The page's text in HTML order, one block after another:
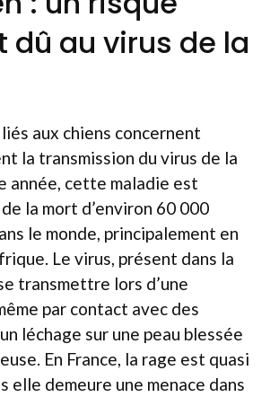
dû au virus de la
aux chiens concernent
la transmission du virus de la
année, cette maladie est
la mort d’environ 60 000
le monde, principalement en
Le virus, présent dans la
transmettre lors d’une
par contact avec des
léchage sur une peau blessée
En France, la rage est quasi
elle demeure une menace dans